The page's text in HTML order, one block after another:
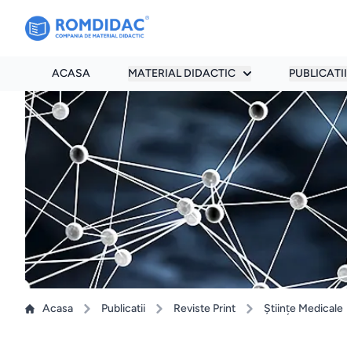
ACASA MATERIAL DIDACTIC PUBLICATII
Acasa Publicatii Reviste Print Ştiinţe Medicale